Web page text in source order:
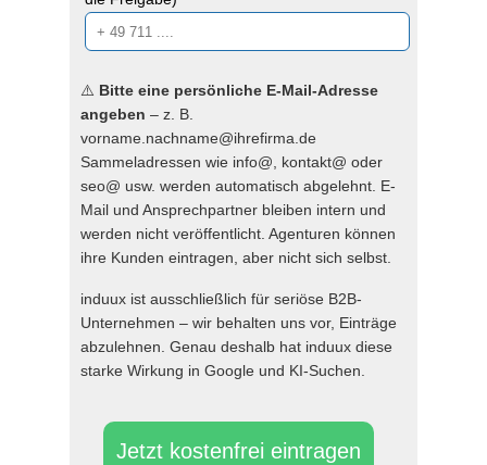
Jetzt kostenfrei eintragen
⚠️ Bitte eine persönliche E-Mail-Adresse
angeben – z. B.
vorname.nachname@ihrefirma.de
Sammeladressen wie info@, kontakt@ oder
seo@ usw. werden automatisch abgelehnt. E-
Mail und Ansprechpartner bleiben intern und
werden nicht veröffentlicht. Agenturen können
ihre Kunden eintragen, aber nicht sich selbst.
induux ist ausschließlich für seriöse B2B-
Unternehmen – wir behalten uns vor, Einträge
abzulehnen. Genau deshalb hat induux diese
starke Wirkung in Google und KI-Suchen.